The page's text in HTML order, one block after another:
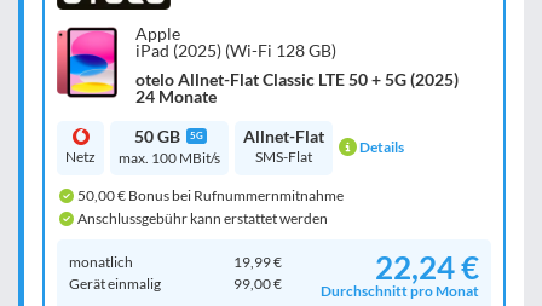
Apple
iPad (2025) (Wi-Fi 128 GB)
otelo Allnet-Flat Classic LTE 50 + 5G (2025)
24 Monate
Netz
50 GB 5G
max. 100 MBit/s
Allnet-Flat
SMS-Flat Details
50,00 € Bonus bei Rufnummernmitnahme
Anschlussgebühr kann erstattet werden
monatlich
19,99 €
Gerät einmalig
99,00 € 22,24 €
Durchschnitt pro Monat